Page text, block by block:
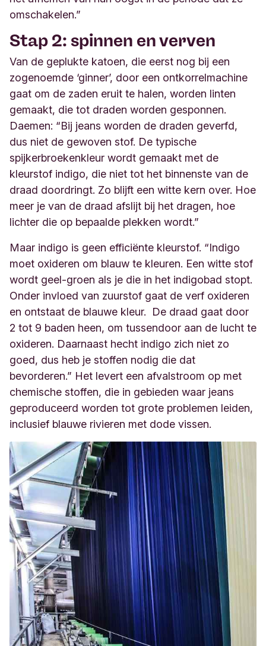
omschakelen.”
Stap 2: spinnen en verven
Van de geplukte katoen, die eerst nog bij een
zogenoemde ‘ginner’, door een ontkorrelmachine
gaat om de zaden eruit te halen, worden linten
gemaakt, die tot draden worden gesponnen.
Daemen: “Bij jeans worden de draden geverfd,
dus niet de gewoven stof. De typische
spijkerbroekenkleur wordt gemaakt met de
kleurstof indigo, die niet tot het binnenste van de
draad doordringt. Zo blijft een witte kern over. Hoe
meer je van de draad afslijt bij het dragen, hoe
lichter die op bepaalde plekken wordt.”
Maar indigo is geen efficiënte kleurstof. “Indigo
moet oxideren om blauw te kleuren. Een witte stof
wordt geel-groen als je die in het indigobad stopt.
Onder invloed van zuurstof gaat de verf oxideren
en ontstaat de blauwe kleur.
De draad gaat door
2 tot 9 baden heen, om tussendoor aan de lucht te
oxideren. Daarnaast hecht indigo zich niet zo
goed, dus heb je stoffen nodig die dat
bevorderen.” Het levert een afvalstroom op met
chemische stoffen, die in gebieden waar jeans
geproduceerd worden tot grote problemen leiden,
inclusief blauwe rivieren met dode vissen.